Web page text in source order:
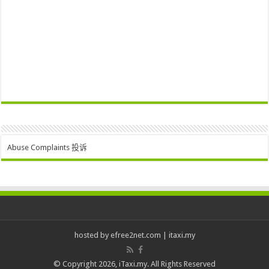
Abuse Complaints 投诉
hosted by efree2net.com itaxi.my
© Copyright 2026, iTaxi.my. All Rights Reserved